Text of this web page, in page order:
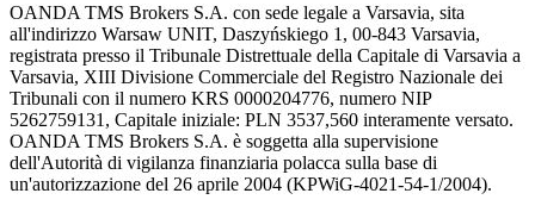
OANDA TMS Brokers S.A. con sede legale a Varsavia, sita
all'indirizzo Warsaw UNIT, Daszyńskiego 1, 00-843 Varsavia,
registrata presso il Tribunale Distrettuale della Capitale di Varsavia a
Varsavia, XIII Divisione Commerciale del Registro Nazionale dei
Tribunali con il numero KRS 0000204776, numero NIP
5262759131, Capitale iniziale: PLN 3537,560 interamente versato.
OANDA TMS Brokers S.A. è soggetta alla supervisione
dell'Autorità di vigilanza finanziaria polacca sulla base di
un'autorizzazione del 26 aprile 2004 (KPWiG-4021-54-1/2004).